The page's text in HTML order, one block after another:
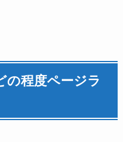
の程度ページラ